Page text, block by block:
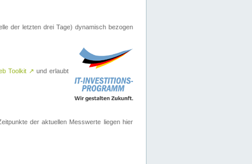
der letzten drei Tage) dynamisch bezogen
Toolkit ↗ und erlaubt
der aktuellen Messwerte liegen hier